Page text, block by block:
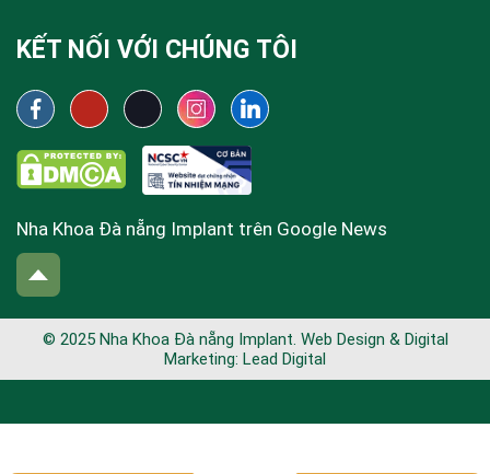
KẾT NỐI VỚI CHÚNG TÔI
Nha Khoa Đà nẵng Implant trên Google News
© 2025 Nha Khoa Đà nẵng Implant. Web Design & Digital
Marketing: Lead Digital